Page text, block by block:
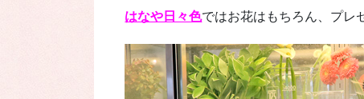
はなや日々色ではお花はもちろん、プレ